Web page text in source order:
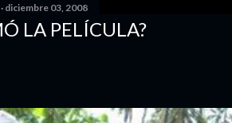
diciembre 03, 2008
LA PELÍCULA?